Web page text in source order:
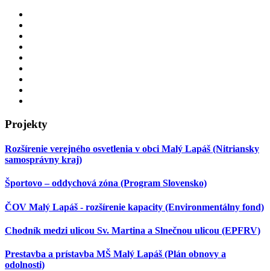
Projekty
Rozšírenie verejného osvetlenia v obci Malý Lapáš (Nitriansky
samosprávny kraj)
Športovo – oddychová zóna (Program Slovensko)
ČOV Malý Lapáš - rozšírenie kapacity (Environmentálny fond)
Chodník medzi ulicou Sv. Martina a Slnečnou ulicou (EPFRV)
Prestavba a prístavba MŠ Malý Lapáš (Plán obnovy a
odolnosti)